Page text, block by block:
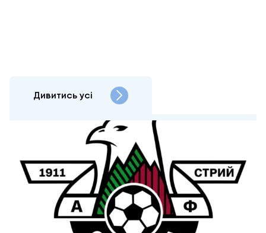
Дивитись усі